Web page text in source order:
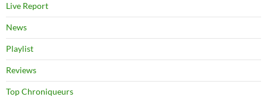
Live Report
News
Playlist
Reviews
Top Chroniqueurs